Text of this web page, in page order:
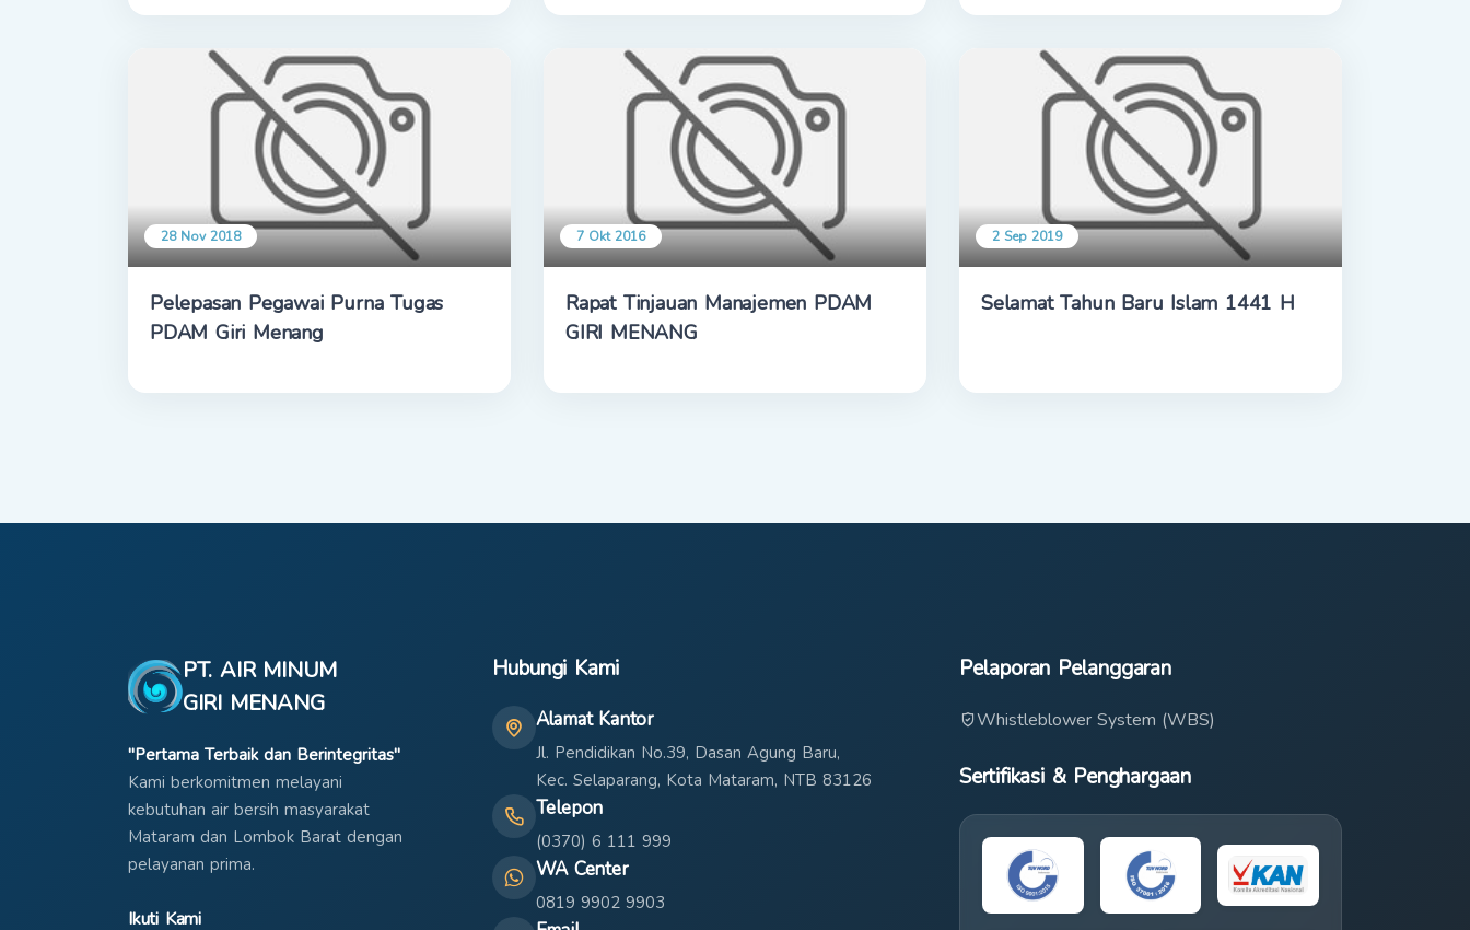
DAN PAKTA INTEGRITAS
28 Nov 2018
Pelepasan Pegawai Purna Tugas
PDAM Giri Menang
7 Okt 2016
Rapat Tinjauan Manajemen PDAM
GIRI MENANG
2 Sep 2019
Selamat Tahun Baru Islam 1441 H
PT. AIR MINUM
GIRI MENANG
"Pertama Terbaik dan Berintegritas"
Kami berkomitmen melayani
kebutuhan air bersih masyarakat
Mataram dan Lombok Barat dengan
pelayanan prima.
Ikuti Kami
Hubungi Kami
Alamat Kantor
Jl. Pendidikan No.39, Dasan Agung Baru,
Kec. Selaparang, Kota Mataram, NTB 83126
Telepon
(0370) 6 111 999
WA Center
0819 9902 9903
Pelaporan Pelanggaran
Whistleblower System (WBS)
Sertifikasi & Penghargaan